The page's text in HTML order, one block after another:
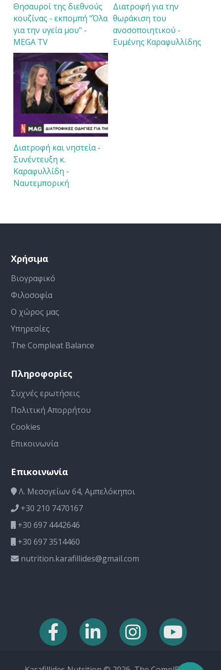
Θησαυροί της διεθνούς
κουζίνας - εκπομπή "Όλα
για την υγεία μου" -
MEGA TV
Διατροφή για την
θωράκιση του
ανοσοποιητικού -
Ευμένης Καραφυλλίδης
Διατροφή και νηστεία -
Συνέντευξη κ.
Καραφυλλίδη -
Ναυτεμπορική
Χρήσιμα
Βιογραφικό
Φιλοσοφία
Ο χώρος μας
Υπηρεσίες
The Compleat Balance
Πληροφορίες
Συχνές ερωτήσεις
Πολιτική Απορρήτου
Cookies
Επικοινωνία
Επικοινωνία
Λ. Μεσογείων 64, Αμπελόκηποι
+30 210 7470167
+30 697 4442646
+30 697 3514460
nutrition.karafillides@gmail.com